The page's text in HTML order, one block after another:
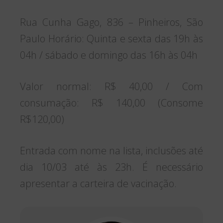
Rua Cunha Gago, 836 – Pinheiros, São
Paulo Horário: Quinta e sexta das 19h às
04h / sábado e domingo das 16h às 04h
Valor normal: R$ 40,00 / Com
consumação: R$ 140,00 (Consome
R$120,00)
Entrada com nome na lista, inclusões até
dia 10/03 até às 23h. É necessário
apresentar a carteira de vacinação.